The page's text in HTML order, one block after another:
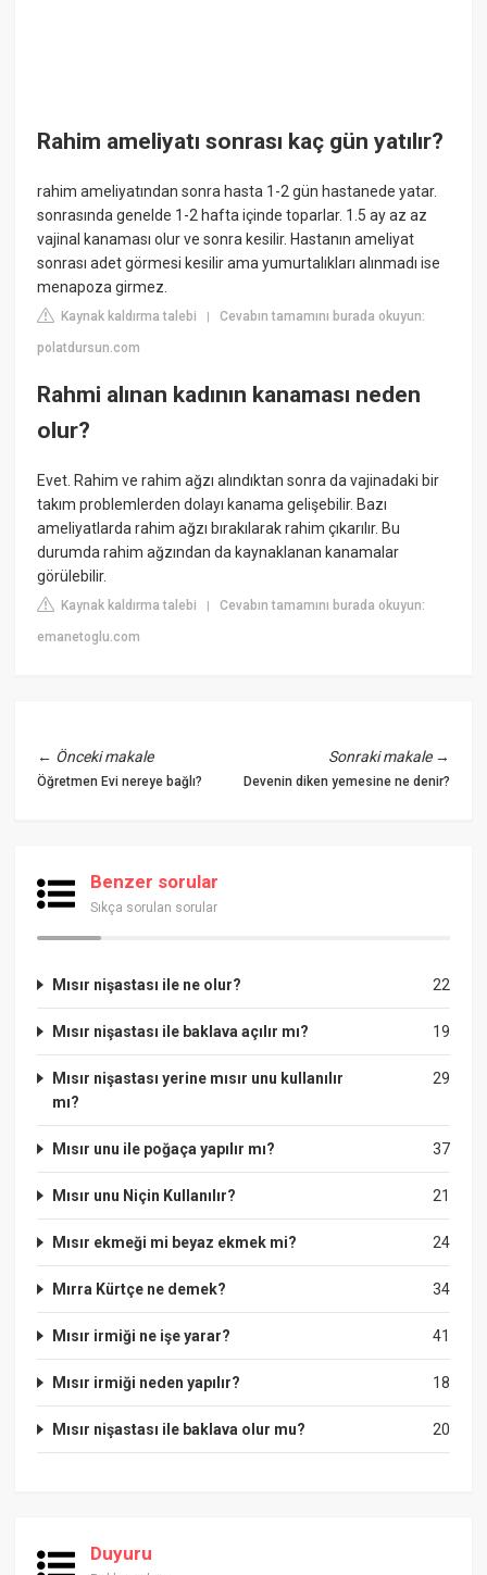
Rahim ameliyatı sonrası kaç gün yatılır?
rahim ameliyatından sonra hasta 1-2 gün hastanede yatar.
sonrasında genelde 1-2 hafta içinde toparlar. 1.5 ay az az
vajinal kanaması olur ve sonra kesilir. Hastanın ameliyat
sonrası adet görmesi kesilir ama yumurtalıkları alınmadı ise
menapoza girmez.
Kaynak kaldırma talebi |Cevabın tamamını burada okuyun:
polatdursun.com
Rahmi alınan kadının kanaması neden
olur?
Evet. Rahim ve rahim ağzı alındıktan sonra da vajinadaki bir
takım problemlerden dolayı kanama gelişebilir. Bazı
ameliyatlarda rahim ağzı bırakılarak rahim çıkarılır. Bu
durumda rahim ağzından da kaynaklanan kanamalar
görülebilir.
Kaynak kaldırma talebi |Cevabın tamamını burada okuyun:
emanetoglu.com
← Önceki makale
Öğretmen Evi nereye bağlı?
Sonraki makale→
Devenin diken yemesine ne denir?
Benzer sorular
Sıkça sorulan sorular
22
Mısır nişastası ile ne olur?
19
Mısır nişastası ile baklava açılır mı?
29
Mısır nişastası yerine mısır unu kullanılır
mı?
37
Mısır unu ile poğaça yapılır mı?
21
Mısır unu Niçin Kullanılır?
24
Mısır ekmeği mi beyaz ekmek mi?
34
Mırra Kürtçe ne demek?
41
Mısır irmiği ne işe yarar?
18
Mısır irmiği neden yapılır?
20
Mısır nişastası ile baklava olur mu?
Duyuru